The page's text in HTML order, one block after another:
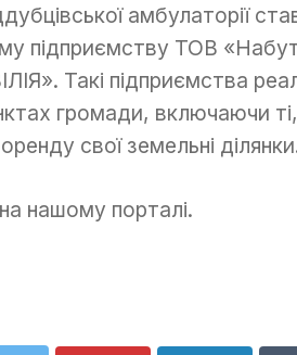
амбулаторії
підприємству ТОВ
Такі підприємства
громади, включаючи
свої земельні
нашому порталі.